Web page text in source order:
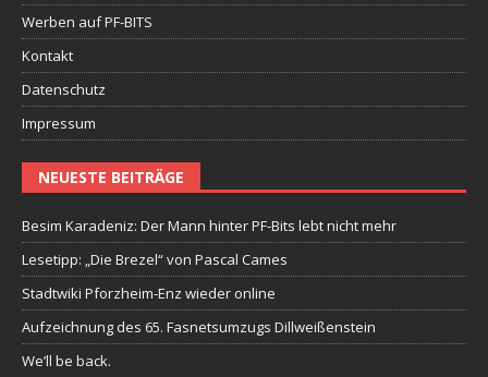
Werben auf PF-BITS
Kontakt
Datenschutz
Impressum
NEUESTE BEITRÄGE
Besim Karadeniz: Der Mann hinter PF-Bits lebt nicht mehr
Lesetipp: „Die Brezel“ von Pascal Cames
Stadtwiki Pforzheim-Enz wieder online
Aufzeichnung des 65. Fasnetsumzugs Dillweißenstein
We’ll be back.